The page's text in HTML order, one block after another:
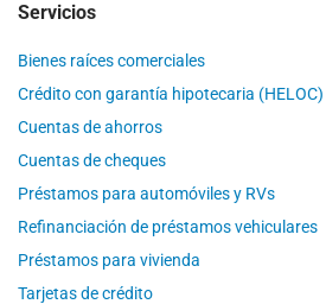
Servicios
Bienes raíces comerciales
Crédito con garantía hipotecaria (HELOC)
Cuentas de ahorros
Cuentas de cheques
Préstamos para automóviles y RVs
Refinanciación de préstamos vehiculares
Préstamos para vivienda
Tarjetas de crédito